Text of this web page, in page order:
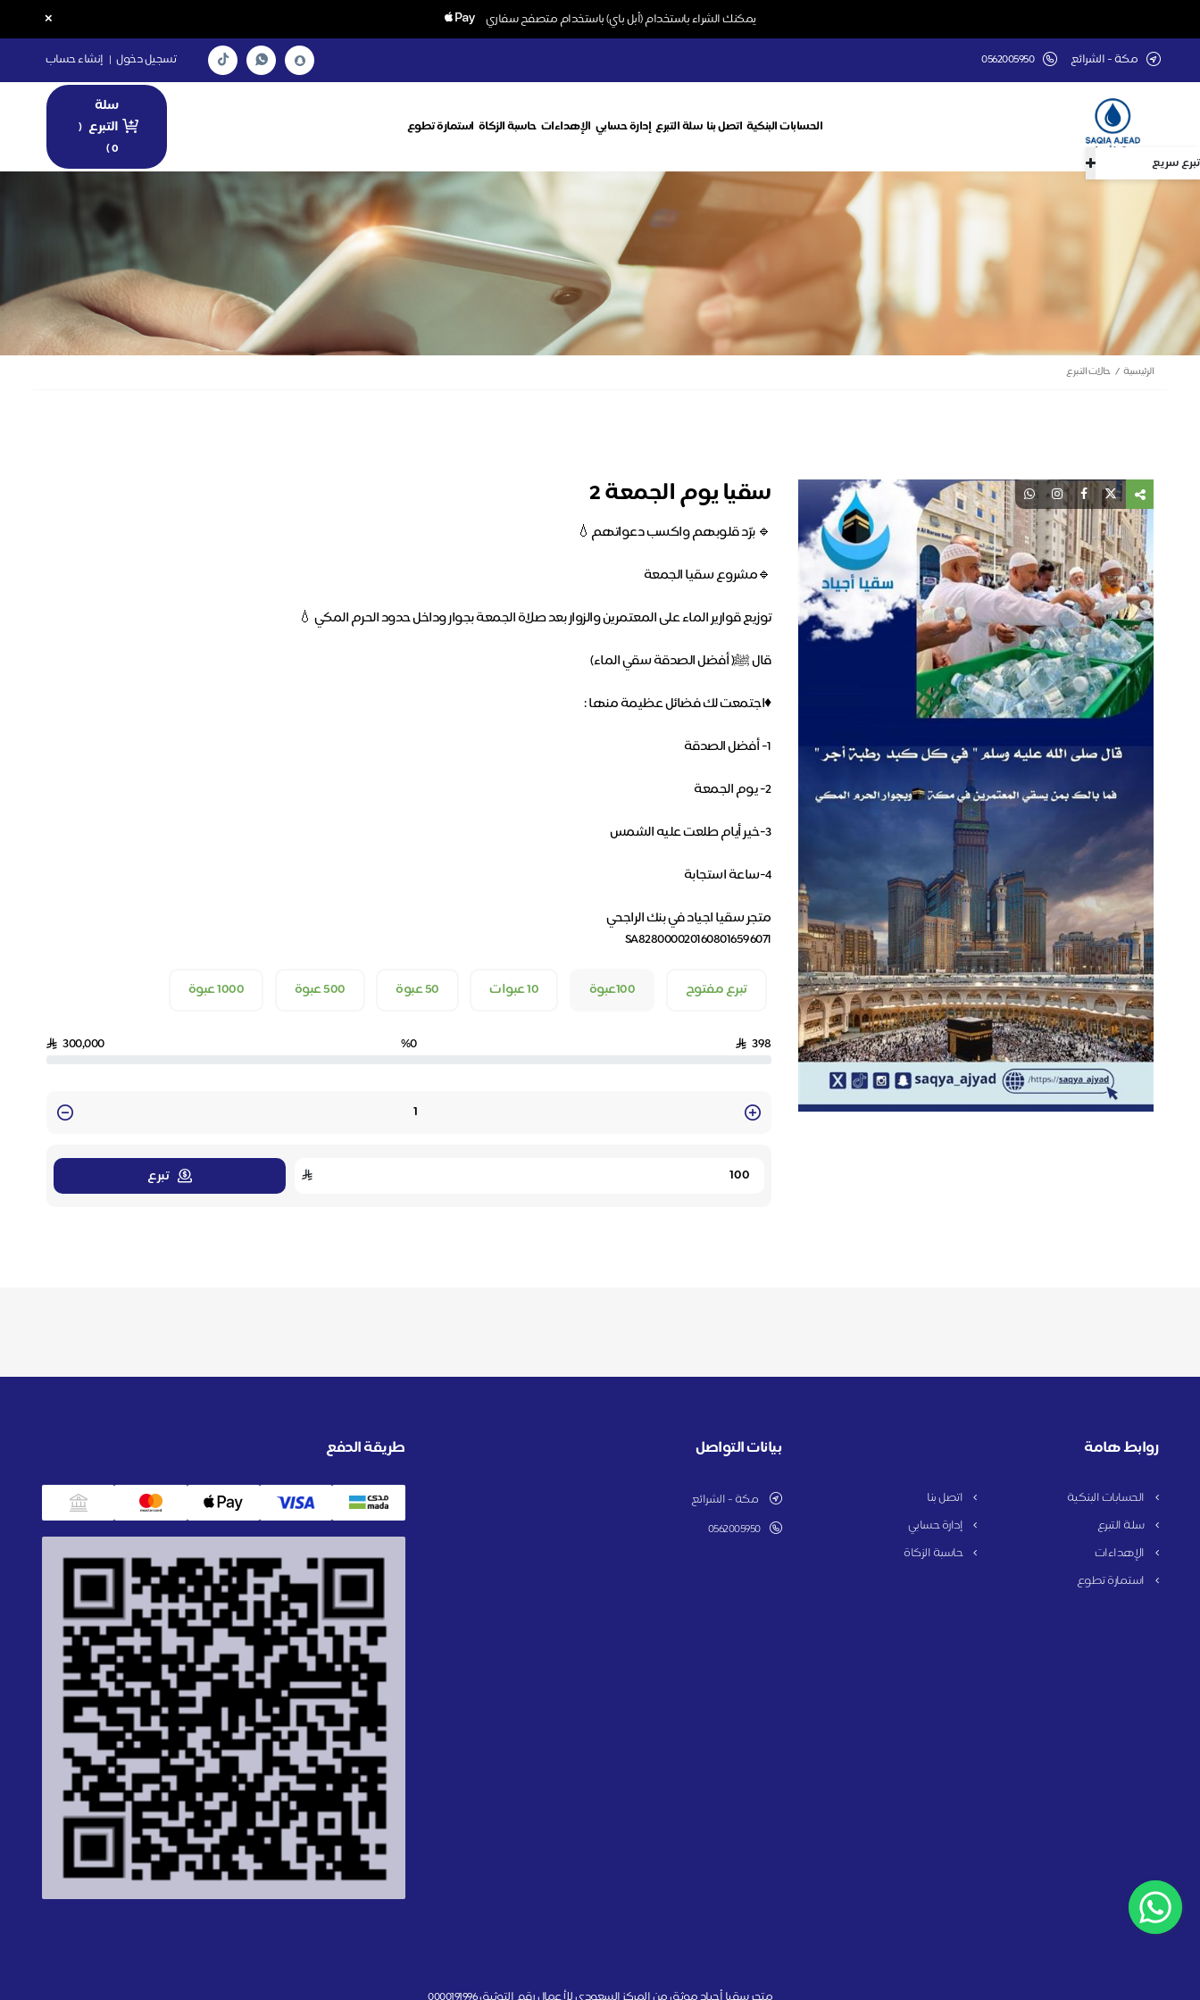
يمكنك الشراء باستخدام (أبل باي) باستخدام متصفح سفاري ×
تبرع سريع
مكة - الشرائع 0562005950 تسجيل دخول | إنشاء حساب
الحسابات البنكية اتصل بنا سلة التبرع إدارة حسابي الإهداءات حاسبة الزكاة استمارة تطوع
سلة
التبرع (
0
)
الرئيسية حالات التبرع
سقيا يوم الجمعة 2
قال ﷺ( أفضل الصدقة سقي الماء)
SA8280000201608016596071
تبرع مفتوح 100عبوة 10 عبوات 50 عبوة 500 عبوة 1000 عبوة
398
%0
300,000
Quantity
تبرع
روابط هامة
الحسابات البنكية
اتصل بنا
سلة التبرع
إدارة حسابي
الإهداءات
حاسبة الزكاة
استمارة تطوع
بيانات التواصل
مكة - الشرائع
0562005950
طريقة الدفع